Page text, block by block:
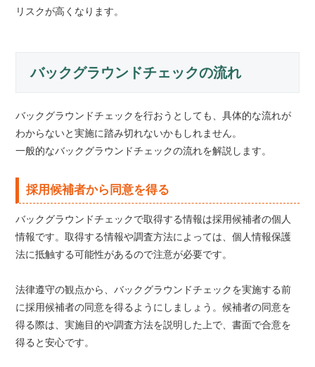
リスクが高くなります。
バックグラウンドチェックの流れ
バックグラウンドチェックを行おうとしても、具体的な流れが
わからないと実施に踏み切れないかもしれません。
一般的なバックグラウンドチェックの流れを解説します。
採用候補者から同意を得る
バックグラウンドチェックで取得する情報は採用候補者の個人
情報です。取得する情報や調査方法によっては、個人情報保護
法に抵触する可能性があるので注意が必要です。
法律遵守の観点から、バックグラウンドチェックを実施する前
に採用候補者の同意を得るようにしましょう。候補者の同意を
得る際は、実施目的や調査方法を説明した上で、書面で合意を
得ると安心です。